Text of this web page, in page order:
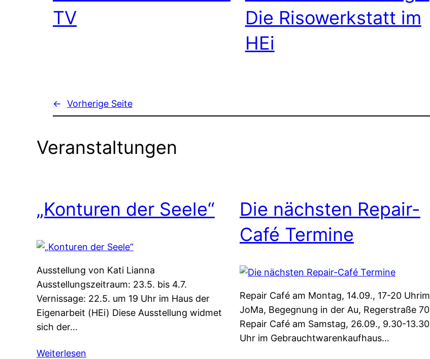
TV
Die Risowerkstatt im
HEi
← Vorherige Seite
Veranstaltungen
„Konturen der Seele“
Ausstellung von Kati Lianna
Ausstellungszeitraum: 23.5. bis 4.7.
Vernissage: 22.5. um 19 Uhr im Haus der
Eigenarbeit (HEi) Diese Ausstellung widmet
sich der…
Weiterlesen
Die nächsten Repair-
Café Termine
Repair Café am Montag, 14.09., 17-20 Uhrim
JoMa, Begegnung in der Au, Regerstraße 70
Repair Café am Samstag, 26.09., 9.30-13.30
Uhr im Gebrauchtwarenkaufhaus…